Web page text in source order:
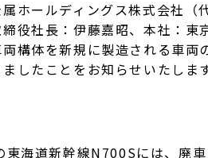
ホールディングス株式会社（
役社長：伊藤嘉昭、本社：
構体を新規に製造される車
したことをお知らせいたします
海道新幹線N700Sには、廃